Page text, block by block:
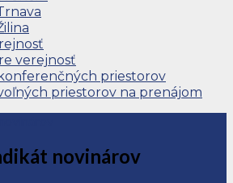
verejnosť
priestorov
priestorov na prenájom
novinárov